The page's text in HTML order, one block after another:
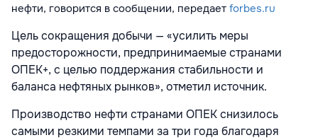
нефти, говорится в сообщении, передает forbes.ru
Цель сокращения добычи — «усилить меры
предосторожности, предпринимаемые странами
ОПЕК+, с целью поддержания стабильности и
баланса нефтяных рынков», отметил источник.
Производство нефти странами ОПЕК снизилось
самыми резкими темпами за три года благодаря